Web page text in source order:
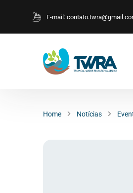
E-mail:
Home Notícias